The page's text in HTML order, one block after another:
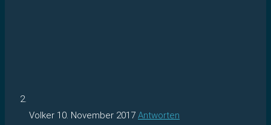
Volker 10. November 2017 Antworten